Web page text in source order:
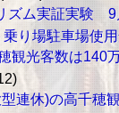
ズム実証実験 9
り場駐車場使
観光客数は140
連休)の高千穂